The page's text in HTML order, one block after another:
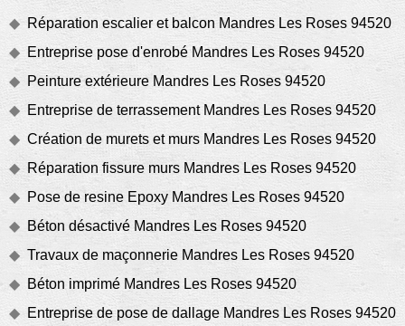
Réparation escalier et balcon Mandres Les Roses 94520
Entreprise pose d'enrobé Mandres Les Roses 94520
Peinture extérieure Mandres Les Roses 94520
Entreprise de terrassement Mandres Les Roses 94520
Création de murets et murs Mandres Les Roses 94520
Réparation fissure murs Mandres Les Roses 94520
Pose de resine Epoxy Mandres Les Roses 94520
Béton désactivé Mandres Les Roses 94520
Travaux de maçonnerie Mandres Les Roses 94520
Béton imprimé Mandres Les Roses 94520
Entreprise de pose de dallage Mandres Les Roses 94520